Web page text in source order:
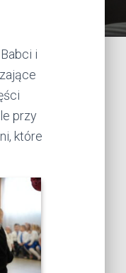
i
przy
które